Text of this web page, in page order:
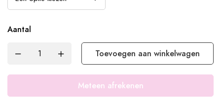
Aantal
Toevoegen aan winkelwagen
Meteen afrekenen